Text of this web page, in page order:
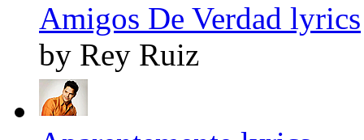
Amigos De Verdad lyrics
by Rey Ruiz